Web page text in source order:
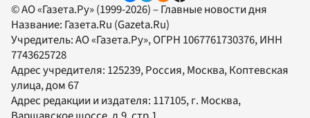
© АО «Газета.Ру» (1999-2026) – Главные новости дня
Название: Газета.Ru (Gazeta.Ru)
Учредитель:АО «Газета.Ру», ОГРН 1067761730376, ИНН
7743625728
Адрес учредителя: 125239, Россия, Москва, Коптевская
улица, дом 67
Адрес редакции и издателя: 117105, г. Москва,